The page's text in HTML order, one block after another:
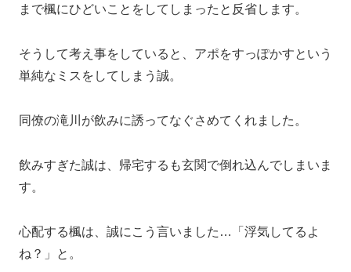
まで楓にひどいことをしてしまったと反省します。
そうして考え事をしていると、アポをすっぽかすという
単純なミスをしてしまう誠。
同僚の滝川が飲みに誘ってなぐさめてくれました。
飲みすぎた誠は、帰宅するも玄関で倒れ込んでしまいま
す。
心配する楓は、誠にこう言いました…「浮気してるよ
ね？」と。